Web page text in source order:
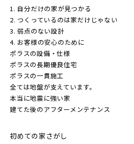
東武日光線
東武アーバンパークライン
東武東上本線
JR
JR京浜東北線
JR埼京線
JR川越線
地図から探す
テーマから探す
地域
すべて
1. 自分だけの家が見つかる
2. つくっているのは家だけじゃない
3. 弱点のない設計
4. お客様の安心のために
ポラスの設備・仕様
ポラスの長期優良住宅
ポラスの一貫施工
全ては地盤が支えています。
本当に地震に強い家
建てた後のアフターメンテナンス
初めての家さがし